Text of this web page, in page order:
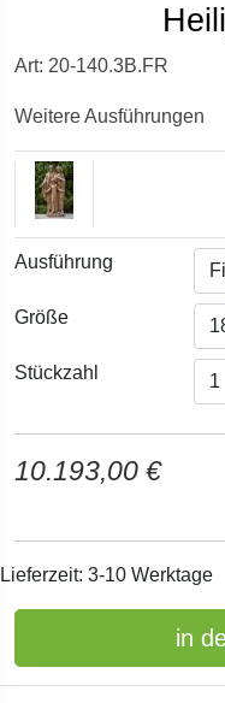
Art: 20-140.3B.FR
Weitere Ausführungen
Ausführung
Größe
Stückzahl
10.193,00 €
Lieferzeit: 3-10 Werktage
in